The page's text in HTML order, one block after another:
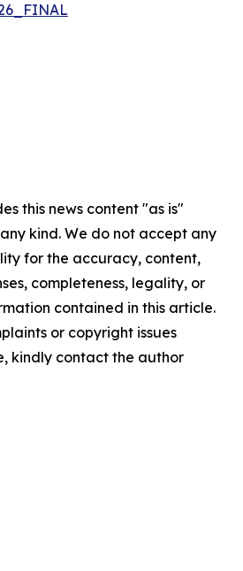
this news content "as is"
kind. We do not accept any
for the accuracy, content,
completeness, legality, or
contained in this article.
or copyright issues
kindly contact the author